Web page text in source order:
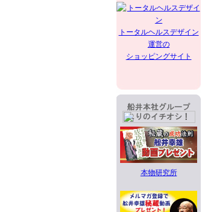
トータルヘルスデザイン
運営の
ショッピングサイト
本物研究所